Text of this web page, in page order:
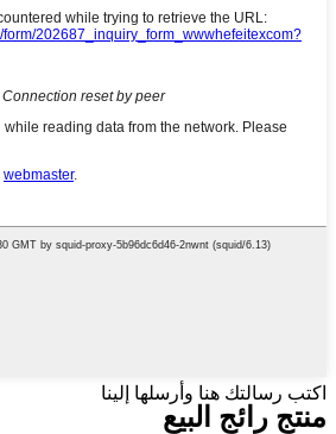
اكتب رسالتك هنا وأرسلها إلينا
منتج رائج البيع